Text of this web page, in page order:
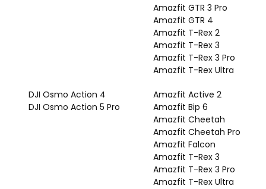
Amazfit GTR 3 Pro
Amazfit GTR 4
Amazfit T-Rex 2
Amazfit T-Rex 3
Amazfit T-Rex 3 Pro
Amazfit T-Rex Ultra
DJI Osmo Action 4
DJI Osmo Action 5 Pro
Amazfit Active 2
Amazfit Bip 6
Amazfit Cheetah
Amazfit Cheetah Pro
Amazfit Falcon
Amazfit T-Rex 3
Amazfit T-Rex 3 Pro
Amazfit T-Rex Ultra